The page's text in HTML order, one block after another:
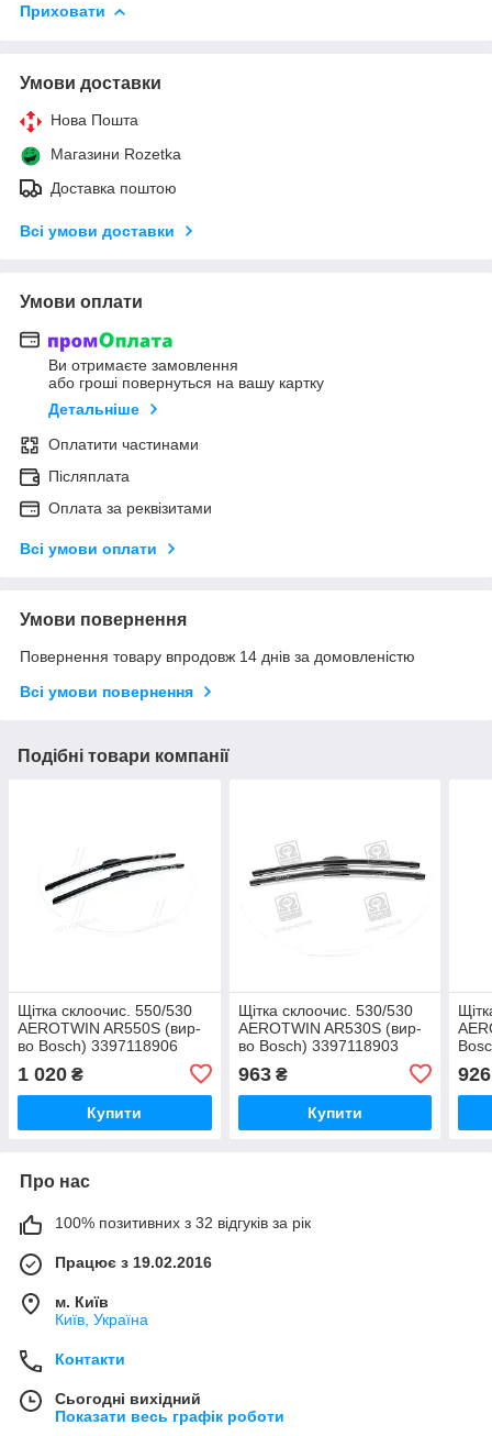
Приховати
Умови доставки
Нова Пошта
Магазини Rozetka
Доставка поштою
Всі умови доставки
Умови оплати
Ви отримаєте замовлення
або гроші повернуться на вашу картку
Детальніше
Оплатити частинами
Післяплата
Оплата за реквізитами
Всі умови оплати
Умови повернення
Повернення товару впродовж 14 днів за домовленістю
Всі умови повернення
Подібні товари компанії
Щітка склоочис. 550/530
AEROTWIN AR550S (вир-
во Bosch) 3397118906
1 020 ₴
Купити
Щітка склоочис. 530/530
AEROTWIN AR530S (вир-
во Bosch) 3397118903
963₴
Купити
926
Про нас
100% позитивних з 32 відгуків за рік
Працює з 19.02.2016
м. Київ
Київ, Україна
Контакти
Сьогодні вихідний
Показати весь графік роботи